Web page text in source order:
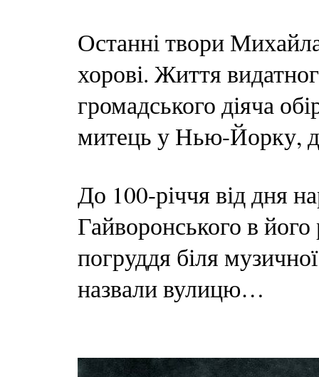
Останні твори
хорові. Життя
громадського діяча
митець у Нью-Йорку,
До 100-річчя від дня
Гайворонського в
погруддя біля
назвали вулицю…